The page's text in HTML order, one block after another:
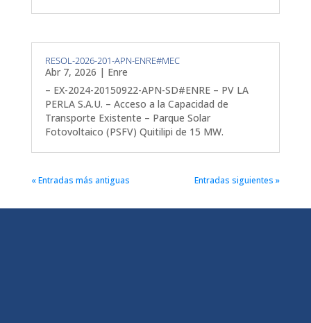
RESOL-2026-201-APN-ENRE#MEC
Abr 7, 2026 | Enre
– EX-2024-20150922-APN-SD#ENRE – PV LA
PERLA S.A.U. – Acceso a la Capacidad de
Transporte Existente – Parque Solar
Fotovoltaico (PSFV) Quitilipi de 15 MW.
« Entradas más antiguas Entradas siguientes »